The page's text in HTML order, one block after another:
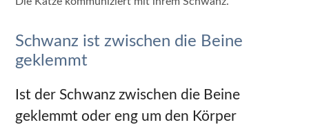
Schwanz ist zwischen die Beine
geklemmt
Ist der Schwanz zwischen die Beine
geklemmt oder eng um den Körper